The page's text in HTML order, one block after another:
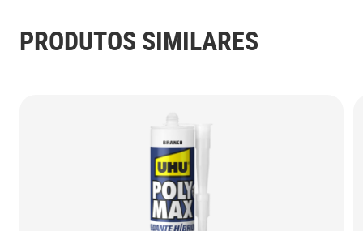
PRODUTOS SIMILARES